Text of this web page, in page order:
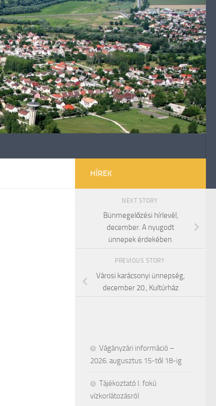
HÍREK
NEXT STORY
Bünmegelőzési hírlevél,
december. A nyugodt
ünnepek érdekében.
PREVIOUS STORY
Városi karácsonyi ünnepség,
december 20., Kultúrház
Vágányzári információ –
2026. augusztus 15-től 18-ig
Tájékoztató I. fokú
vízkorlátozásról